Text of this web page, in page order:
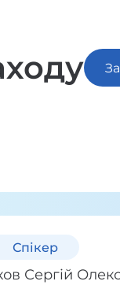
Спікер
Сергій